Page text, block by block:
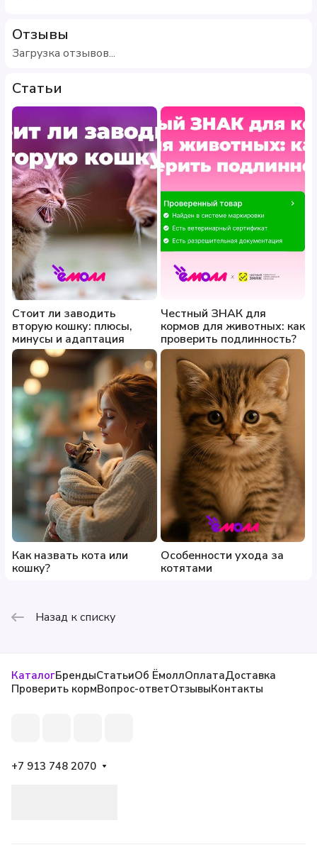
Отзывы
Загрузка отзывов...
Статьи
Стоит ли заводить
вторую кошку: плюсы,
минусы и адаптация
Честный ЗНАК для
кормов для животных: как
проверить подлинность?
Как назвать кота или
кошку?
Особенности ухода за
котятами
Назад к списку
КаталогБрендыСтатьиОб ЁмоллОплатаДоставка
Проверить кормВопрос-ответОтзывыКонтакты
+7 913 748 2070